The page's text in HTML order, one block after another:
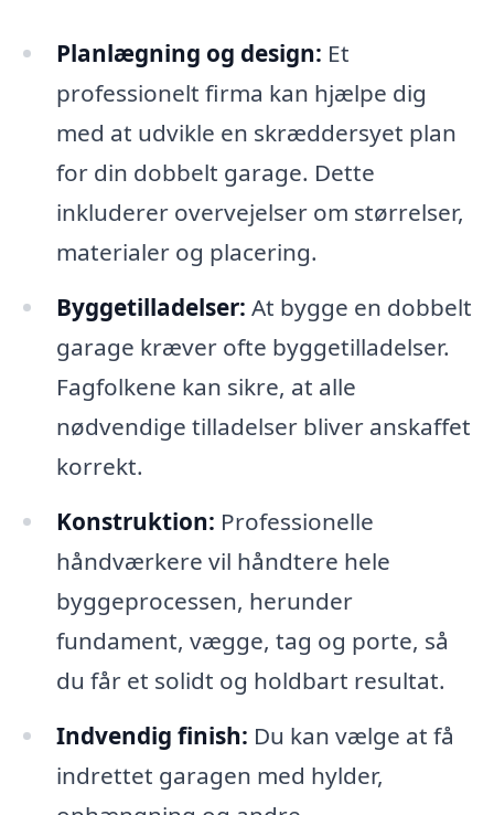
Planlægning og design: Et
professionelt firma kan hjælpe dig
med at udvikle en skræddersyet plan
for din dobbelt garage. Dette
inkluderer overvejelser om størrelser,
materialer og placering.
Byggetilladelser: At bygge en dobbelt
garage kræver ofte byggetilladelser.
Fagfolkene kan sikre, at alle
nødvendige tilladelser bliver anskaffet
korrekt.
Konstruktion: Professionelle
håndværkere vil håndtere hele
byggeprocessen, herunder
fundament, vægge, tag og porte, så
du får et solidt og holdbart resultat.
Indvendig finish: Du kan vælge at få
indrettet garagen med hylder,